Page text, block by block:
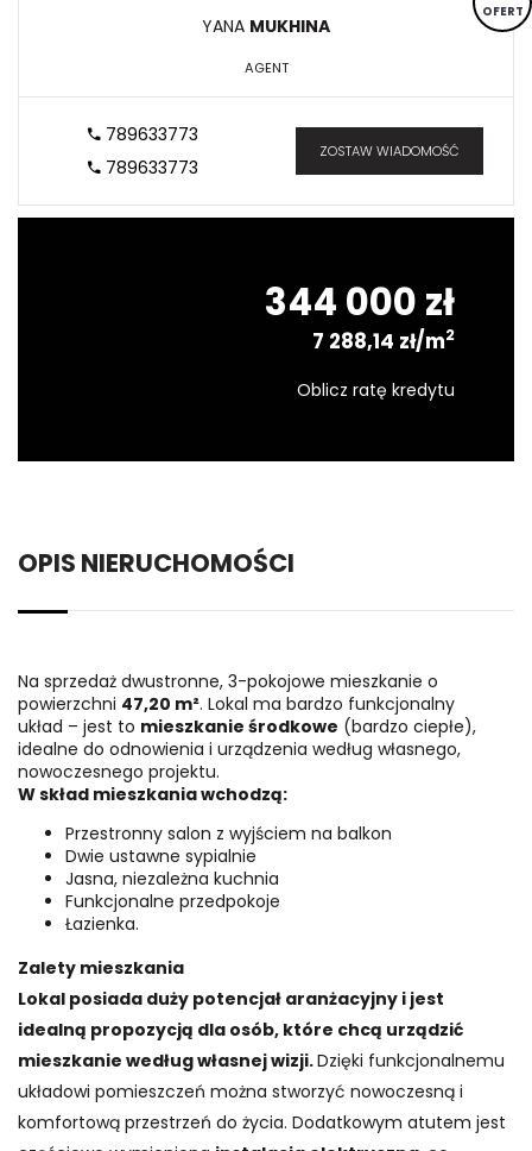
OFERT
YANA MUKHINA
AGENT
789633773
789633773
ZOSTAW WIADOMOŚĆ
344 000 zł
7 288,14 zł/m2
Oblicz ratę kredytu
OPIS NIERUCHOMOŚCI
Na sprzedaż dwustronne, 3-pokojowe mieszkanie o
powierzchni 47,20 m². Lokal ma bardzo funkcjonalny
układ – jest to mieszkanie środkowe (bardzo ciepłe),
idealne do odnowienia i urządzenia według własnego,
nowoczesnego projektu.
W skład mieszkania wchodzą:
Przestronny salon z wyjściem na balkon
Dwie ustawne sypialnie
Jasna, niezależna kuchnia
Funkcjonalne przedpokoje
Łazienka.
Zalety mieszkania
Lokal posiada duży potencjał aranżacyjny i jest
idealną propozycją dla osób, które chcą urządzić
mieszkanie według własnej wizji.Dzięki funkcjonalnemu
układowi pomieszczeń można stworzyć nowoczesną i
komfortową przestrzeń do życia. Dodatkowym atutem jest